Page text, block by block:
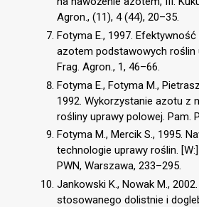
Agron., (11), 4 (44), 20–35.
Fotyma E., 1997.
azotem podstawowych roślin
Frag. Agron., 1, 46–66.
Fotyma E., Fotyma M.,
1992. Wykorzystanie azotu z
rośliny uprawy polowej. Pam.
Fotyma M., Mercik S., 1995.
technologie uprawy roślin.
PWN, Warszawa, 233–295.
Jankowski K., Nowak M.,
stosowanego dolistnie i